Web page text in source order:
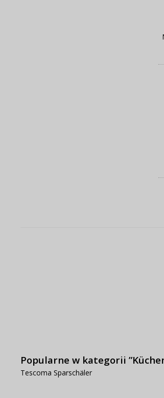
Popularne w kategorii
Tescoma Sparschäler